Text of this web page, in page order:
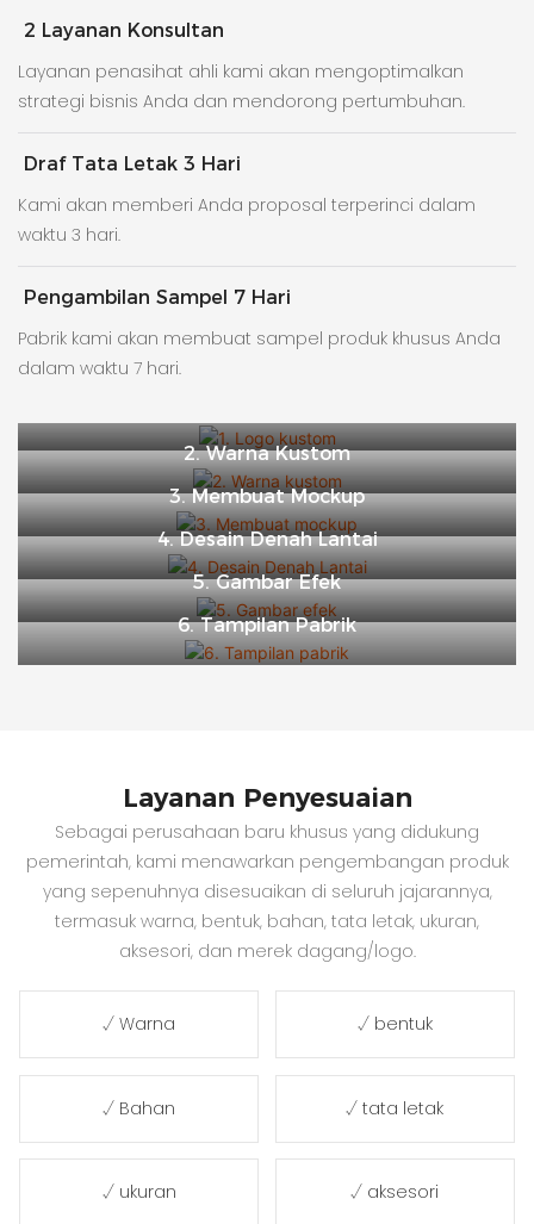
2 Layanan Konsultan
Layanan penasihat ahli kami akan mengoptimalkan
strategi bisnis Anda dan mendorong pertumbuhan.
Draf Tata Letak 3 Hari
Kami akan memberi Anda proposal terperinci dalam
waktu 3 hari.
Pengambilan Sampel 7 Hari
Pabrik kami akan membuat sampel produk khusus Anda
dalam waktu 7 hari.
2. Warna Kustom
3. Membuat Mockup
4. Desain Denah Lantai
5. Gambar Efek
6. Tampilan Pabrik
Layanan Penyesuaian
Sebagai perusahaan baru khusus yang didukung
pemerintah, kami menawarkan pengembangan produk
yang sepenuhnya disesuaikan di seluruh jajarannya,
termasuk warna, bentuk, bahan, tata letak, ukuran,
aksesori, dan merek dagang/logo.
√ Warna √ bentuk
√ Bahan √ tata letak
√ ukuran √ aksesori